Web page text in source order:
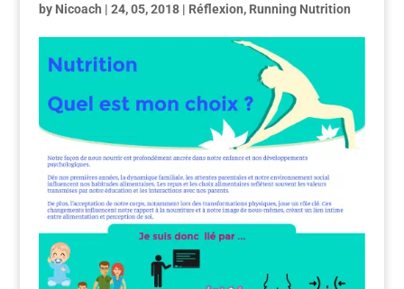
by Nicoach | 24, 05, 2018| Réflexion, Running Nutrition